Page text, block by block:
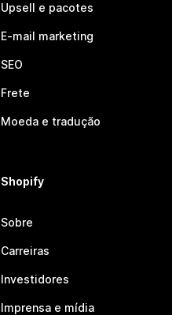
Upsell e pacotes
E-mail marketing
SEO
Frete
Moeda e tradução
Shopify
Sobre
Carreiras
Investidores
Imprensa e mídia